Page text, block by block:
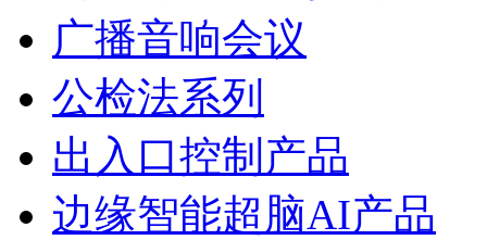
广播音响会议
公检法系列
出入口控制产品
边缘智能超脑AI产品